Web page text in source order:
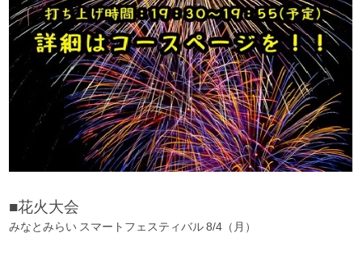
■花火大会
みなとみらい スマートフェスティバル 8/4（月）